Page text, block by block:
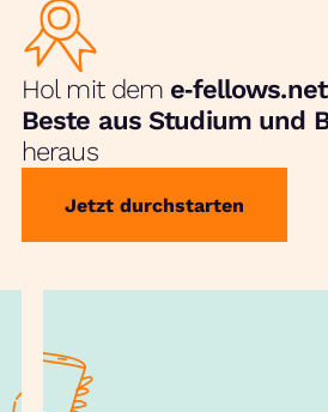
Hol mit dem
Beste aus Studium und
heraus
Jetzt durchstarten